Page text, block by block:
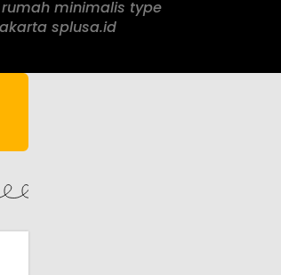
minimalis type
splusa.id